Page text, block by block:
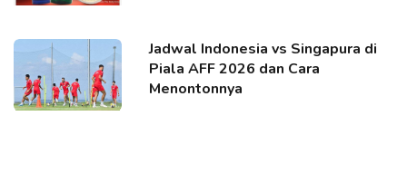
Jadwal Indonesia vs Singapura di
Piala AFF 2026 dan Cara
Menontonnya